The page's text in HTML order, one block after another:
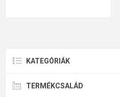
KATEGÓRIÁK
TERMÉKCSALÁD